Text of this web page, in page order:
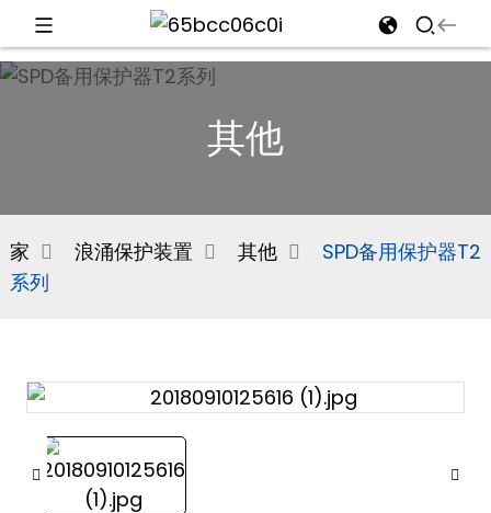
其他
家 浪涌保护装置 其他
SPD备用保护器T2
系列